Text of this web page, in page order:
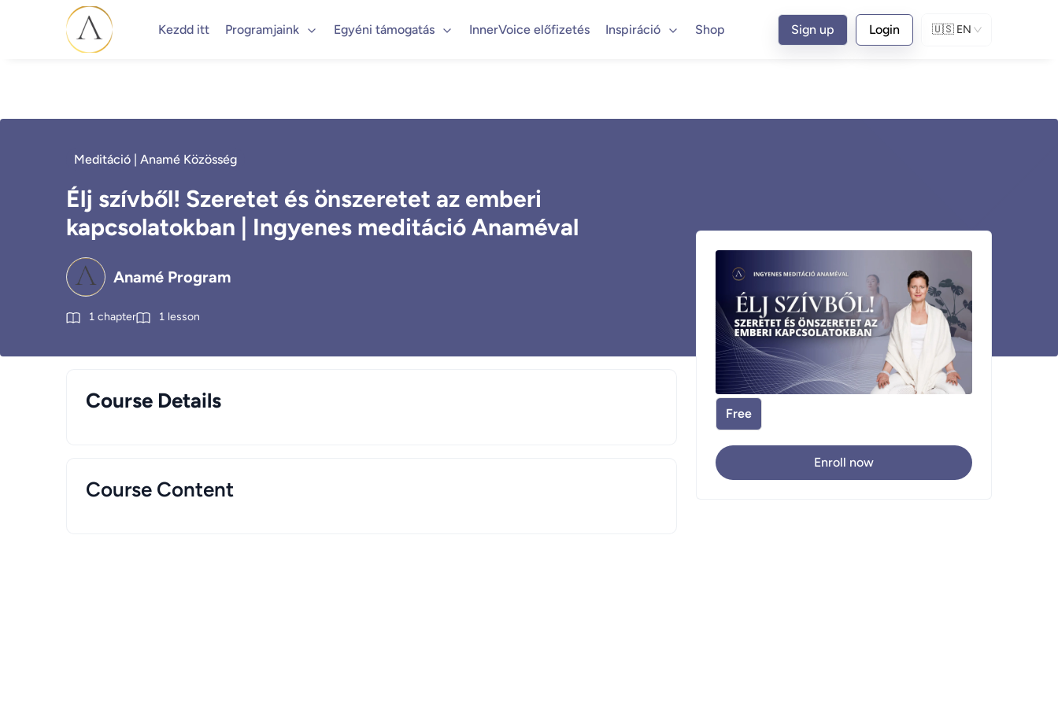
Kezdd itt Programjaink Egyéni támogatás InnerVoice előfizetés Inspiráció Shop Sign up Login 🇺🇸 EN
Meditáció | Anamé Közösség
Élj szívből! Szeretet és önszeretet az emberi
kapcsolatokban | Ingyenes meditáció Anaméval
Anamé Program
1 chapter 1 lesson
Course Details
Course Content
Free
Enroll now